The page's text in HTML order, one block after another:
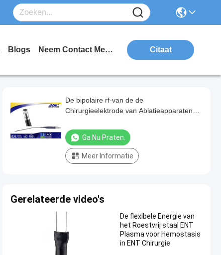
Blogs Neem Contact Met Ons Op Citaat
De bipolaire rf-van de de
Chirurgieelektrode van Ablatieapparaten
Ga Nu Praten.
Meer Informatie
Gerelateerde video's
De flexibele Energie van
het Roestvrij staal ENT
Plasma voor Hemostasis
in ENT Chirurgie